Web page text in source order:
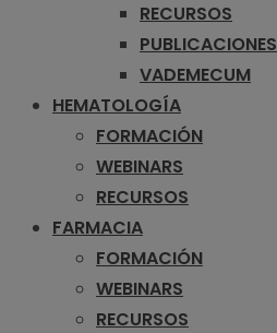
RECURSOS
PUBLICACIONES
VADEMECUM
HEMATOLOGÍA
FORMACIÓN
WEBINARS
RECURSOS
FARMACIA
FORMACIÓN
WEBINARS
RECURSOS